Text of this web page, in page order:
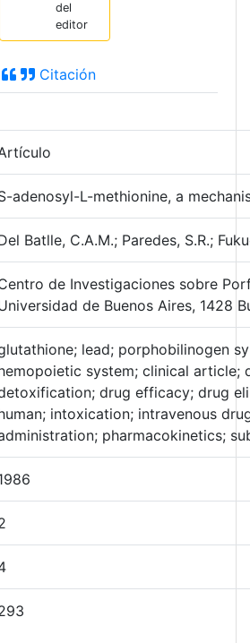
del
editor
Citación
adenosyl-L-methionine, a
Batlle, C.A.M.; Paredes, S.R.;
de Investigaciones sobre
de Buenos Aires, 1428
lead; porphobilinogen
system; clinical article;
drug efficacy; drug
intoxication; intravenous
pharmacokinetics;